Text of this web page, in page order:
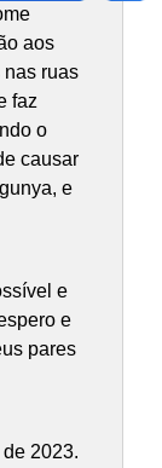
aos
ruas
faz
o
causar
e
e
e
pares
2023.